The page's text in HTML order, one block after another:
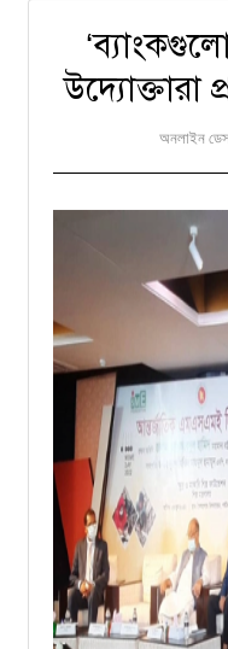
উদ্যোক্তারা
অনলাইন